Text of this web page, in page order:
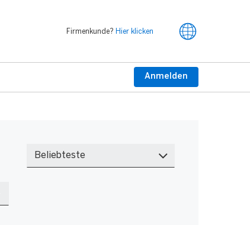
Firmenkunde? Hier klicken
Anmelden